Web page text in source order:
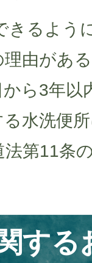
きるよう
由があ
ら3年以
水洗便
第11条
する